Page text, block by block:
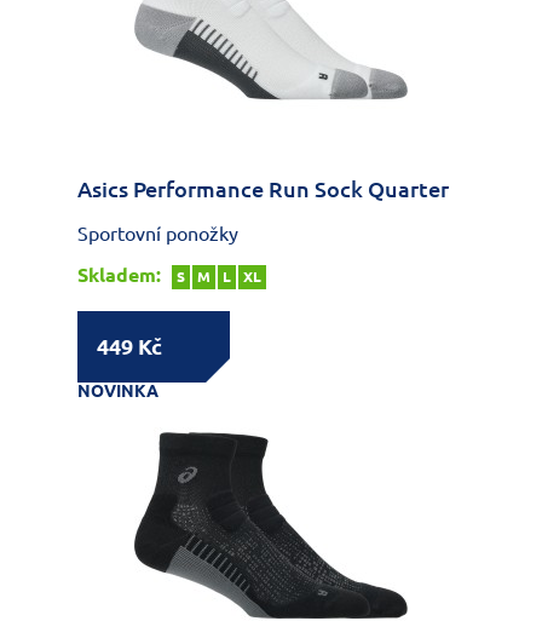
Asics Performance Run Sock Quarter
Sportovní ponožky
Skladem:
S M L XL
449 Kč
NOVINKA